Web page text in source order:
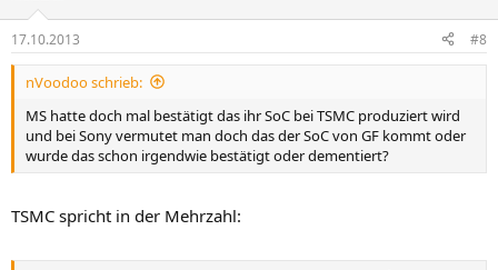
17.10.2013 #8
nVoodoo schrieb:
MS hatte doch mal bestätigt das ihr SoC bei TSMC produziert wird
und bei Sony vermutet man doch das der SoC von GF kommt oder
wurde das schon irgendwie bestätigt oder dementiert?
TSMC spricht in der Mehrzahl: